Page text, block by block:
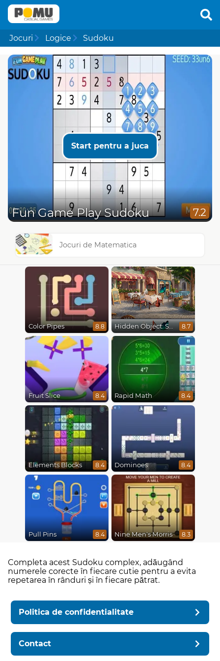
Jocuri Logice Sudoku
Start pentru a juca
Fun Game Play Sudoku 7.2
Jocuri de Matematica
Color Pipes 8.8 Hidden Object: Street Of Secrets 8.7
Fruit Slice 8.4 Rapid Math 8.4
Elements Blocks 8.4 Dominoes 8.4
Pull Pins 8.4 Nine Men's Morris 8.3
Completa acest Sudoku complex, adăugând
numerele corecte în fiecare cutie pentru a evita
repetarea în rânduri și în fiecare pătrat.
Politica de confidentialitate
Contact